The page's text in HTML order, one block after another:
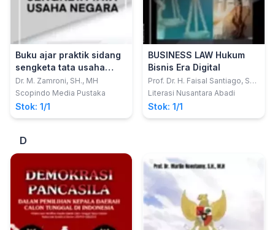
Buku ajar praktik sidang
sengketa tata usaha
negara
Dr. M. Zamroni, SH., MH
Scopindo Media Pustaka
Stok: 1/1
BUSINESS LAW Hukum
Bisnis Era Digital
Prof. Dr. H. Faisal Santiago, SH.,
MM.
Literasi Nusantara Abadi
Stok: 1/1
D